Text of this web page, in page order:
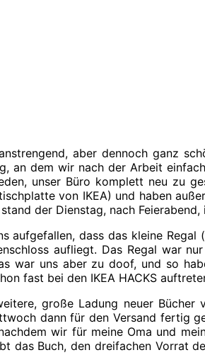
aber dennoch ganz
an dem wir nach der Arbeit
unser Büro komplett neu zu
von IKEA) und haben
der Dienstag, nach
aufgefallen, dass das kleine
aufliegt. Das Regal war
war uns aber zu doof, und so
fast bei den IKEA HACKS
große Ladung neuer
dann für den Versand fertig
wir für meine Oma und
das Buch, den dreifachen Vorrat